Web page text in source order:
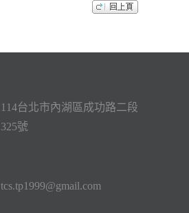
114台北市內湖區成功路二段
325號
tcs.tp1999@gmail.com